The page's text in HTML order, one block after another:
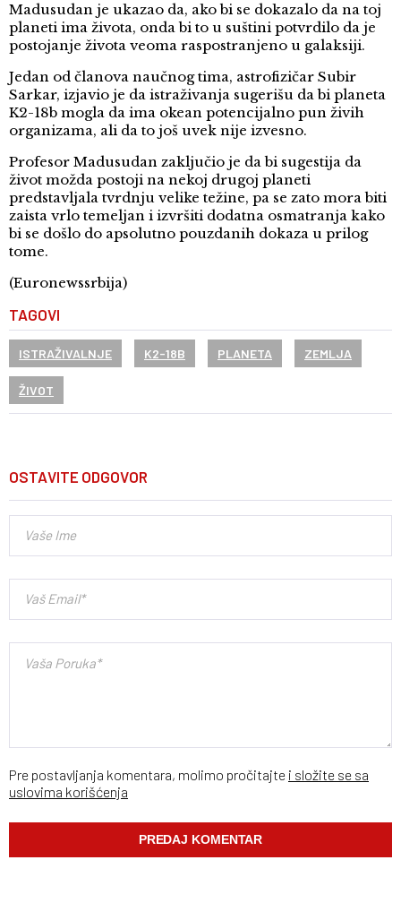
Madusudan je ukazao da, ako bi se dokazalo da na toj
planeti ima života, onda bi to u suštini potvrdilo da je
postojanje života veoma raspostranjeno u galaksiji.
Jedan od članova naučnog tima, astrofizičar Subir
Sarkar, izjavio je da istraživanja sugerišu da bi planeta
K2-18b mogla da ima okean potencijalno pun živih
organizama, ali da to još uvek nije izvesno.
Profesor Madusudan zaključio je da bi sugestija da
život možda postoji na nekoj drugoj planeti
predstavljala tvrdnju velike težine, pa se zato mora biti
zaista vrlo temeljan i izvršiti dodatna osmatranja kako
bi se došlo do apsolutno pouzdanih dokaza u prilog
tome.
(Euronewssrbija)
TAGOVI
ISTRAŽIVALNJE K2-18B PLANETA ZEMLJA
ŽIVOT
OSTAVITE ODGOVOR
Pre postavljanja komentara, molimo pročitajte i složite se sa
uslovima korišćenja